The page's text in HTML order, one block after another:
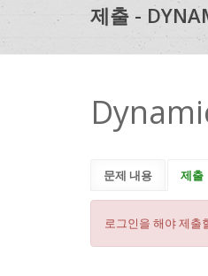
제출 -
문제 내용 제출
로그인을 해야 제출